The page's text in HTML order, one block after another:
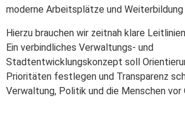
moderne Arbeitsplätze und Weiterbildung
Hierzu brauchen wir zeitnah klare
Ein verbindliches Verwaltungs- und
Stadtentwicklungskonzept soll
Prioritäten festlegen und Transparenz
Verwaltung, Politik und die Menschen vor